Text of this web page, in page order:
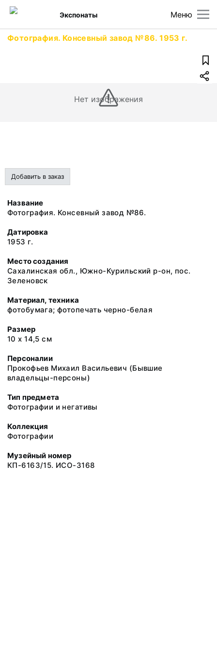
Меню
Экспонаты
Фотография. Консевный завод №86. 1953 г.
Нет изображения
Добавить в заказ
Название
Фотография. Консевный завод №86.
Датировка
1953 г.
Место создания
Сахалинская обл., Южно-Курильский р-он, пос.
Зеленовск
Материал, техника
фотобумага; фотопечать черно-белая
Размер
10 х 14,5 см
Персоналии
Прокофьев Михаил Васильевич (Бывшие
владельцы-персоны)
Тип предмета
Фотографии и негативы
Коллекция
Фотографии
Музейный номер
КП-6163/15. ИСО-3168